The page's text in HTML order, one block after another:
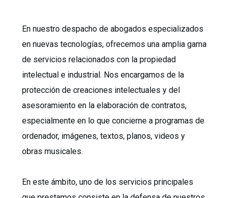
En nuestro despacho de abogados especializados
en nuevas tecnologías, ofrecemos una amplia gama
de servicios relacionados con la propiedad
intelectual e industrial. Nos encargamos de la
protección de creaciones intelectuales y del
asesoramiento en la elaboración de contratos,
especialmente en lo que concierne a programas de
ordenador, imágenes, textos, planos, videos y
obras musicales.
En este ámbito, uno de los servicios principales